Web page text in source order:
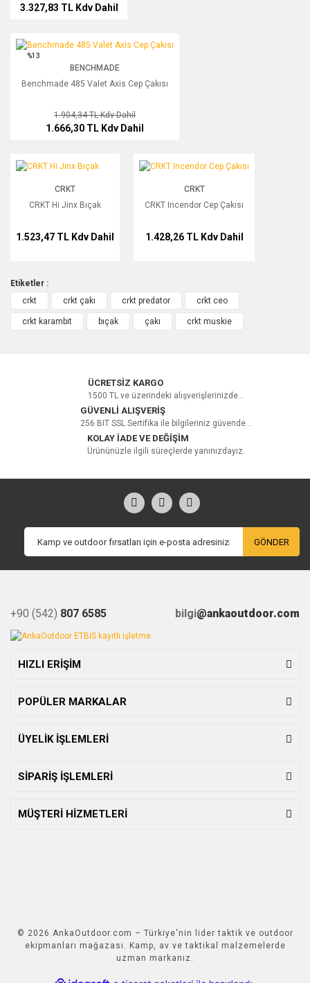
3.327,83 TL Kdv Dahil
Benchmade 485 Valet Axis Cep Çakısı
%13
BENCHMADE
Benchmade 485 Valet Axis Cep Çakısı
1.904,34 TLKdv Dahil
1.666,30 TL Kdv Dahil
CRKT Hi Jinx Bıçak
CRKT
CRKT Hi Jinx Bıçak
1.523,47 TL Kdv Dahil
CRKT Incendor Cep Çakısı
CRKT
CRKT Incendor Cep Çakısı
1.428,26 TL Kdv Dahil
Etiketler :
crkt
crkt çakı crkt predator crkt ceo
crkt karambit bıçak çakı crkt muskie
ÜCRETSİZ KARGO
1500 TL ve üzerindeki alışverişlerinizde...
GÜVENLİ ALIŞVERİŞ
256 BIT SSL Sertifika ile bilgileriniz güvende...
KOLAY İADE VE DEĞİŞİM
Ürününüzle ilgili süreçlerde yanınızdayız.
GÖNDER
+90 (542) 807 6585 bilgi@ankaoutdoor.com
HIZLI ERİŞİM
POPÜLER MARKALAR
ÜYELİK İŞLEMLERİ
SİPARİŞ İŞLEMLERİ
MÜŞTERİ HİZMETLERİ
© 2026 AnkaOutdoor.com – Türkiye'nin lider taktik ve outdoor
ekipmanları mağazası. Kamp, av ve taktikal malzemelerde
uzman markanız.